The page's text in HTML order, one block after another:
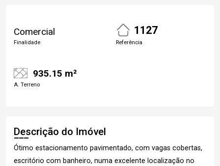
Comercial
Finalidade
1127
Referência
935.15 m²
A. Terreno
Descrição do Imóvel
Ótimo estacionamento pavimentado, com vagas cobertas,
escritório com banheiro, numa excelente localização no